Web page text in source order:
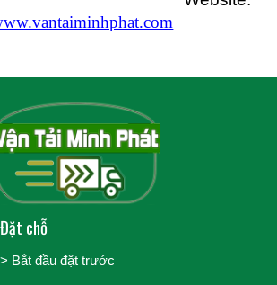
Đặt chỗ
> Bắt đầu đặt trước